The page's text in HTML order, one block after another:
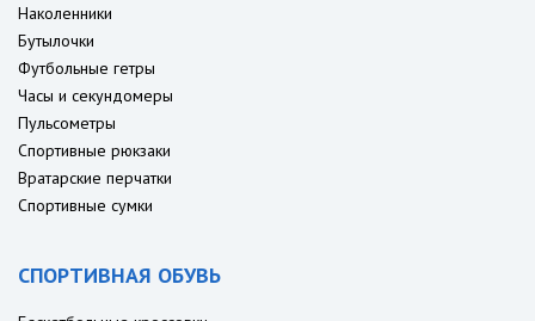
Наколенники
Бутылочки
Футбольные гетры
Часы и секундомеры
Пульсометры
Спортивные рюкзаки
Вратарские перчатки
Спортивные сумки
СПОРТИВНАЯ ОБУВЬ